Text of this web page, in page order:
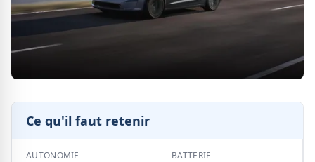
Ce qu'il faut retenir
AUTONOMIE BATTERIE